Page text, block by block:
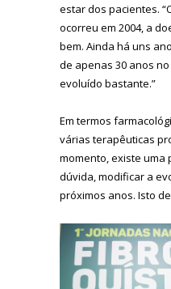
estar dos pacientes.
ocorreu em 2004, a
bem. Ainda há uns
de apenas 30 anos
evoluído bastante.”
Em termos
várias terapêuticas
momento, existe uma
dúvida, modificar a
próximos anos. Isto